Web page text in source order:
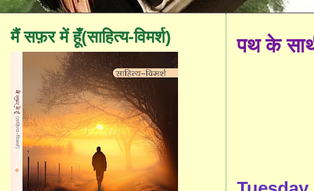
पथ के
मैं सफ़र में हूँ(साहित्य-विमर्श)